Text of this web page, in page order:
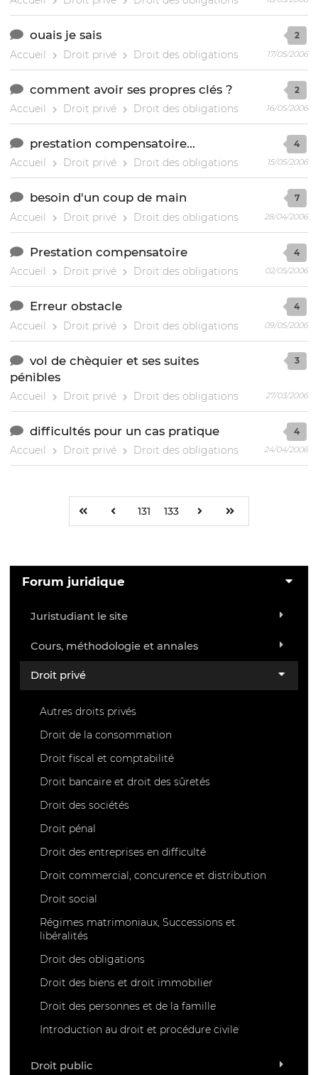
ouais je sais
Accueil Droit privé Droit des obligations
2
17/05/2006
comment avoir ses propres clés ?
Accueil Droit privé Droit des obligations
2
16/05/2006
prestation compensatoire...
Accueil Droit privé Droit des obligations
4
15/05/2006
besoin d'un coup de main
Accueil Droit privé Droit des obligations
7
28/04/2006
Prestation compensatoire
Accueil Droit privé Droit des obligations
4
02/05/2006
Erreur obstacle
Accueil Droit privé Droit des obligations
4
09/05/2006
vol de chèquier et ses suites
pénibles
Accueil Droit privé Droit des obligations
3
27/03/2006
difficultés pour un cas pratique
Accueil Droit privé Droit des obligations
4
24/04/2006
131 133
Forum juridique
Juristudiant le site
Cours, méthodologie et annales
Droit privé
Autres droits privés
Droit de la consommation
Droit fiscal et comptabilité
Droit bancaire et droit des sûretés
Droit des sociétés
Droit pénal
Droit des entreprises en difficulté
Droit commercial, concurence et distribution
Droit social
Régimes matrimoniaux, Successions et
libéralités
Droit des obligations
Droit des biens et droit immobilier
Droit des personnes et de la famille
Introduction au droit et procédure civile
Droit public